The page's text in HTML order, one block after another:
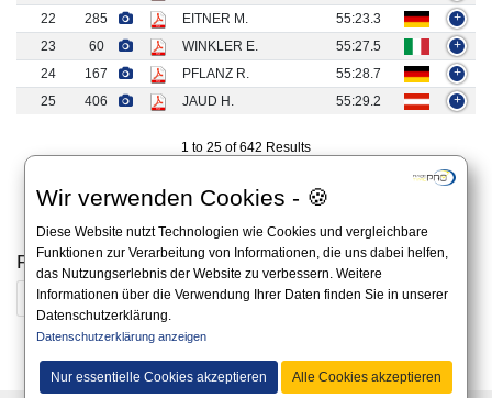
Wir verwenden Cookies - 🍪
Diese Website nutzt Technologien wie Cookies und vergleichbare
Funktionen zur Verarbeitung von Informationen, die uns dabei helfen,
das Nutzungserlebnis der Website zu verbessern. Weitere
Informationen über die Verwendung Ihrer Daten finden Sie in unserer
Datenschutzerklärung.
Datenschutzerklärung anzeigen
Nur essentielle Cookies akzeptieren Alle Cookies akzeptieren
22
285 EITNER M. 55:23.3
+
23
60 WINKLER E. 55:27.5
+
24
167 PFLANZ R. 55:28.7
+
25
406 JAUD H. 55:29.2 +
1 to 25 of 642 Results
3
Previous results
2025 2024 2023 2022 2021 2019
announcement on the website of the organizer.